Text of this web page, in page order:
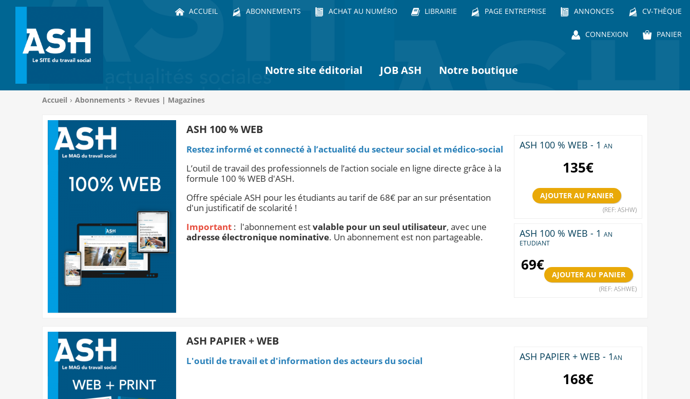
ACCUEIL ABONNEMENTS ACHAT AU NUMÉRO LIBRAIRIE PAGE ENTREPRISE ANNONCES CV-THÈQUE
CONNEXION PANIER
Notre site éditorial JOB ASH Notre boutique
Vous
Accueil Abonnements > Revues | Magazines
ASH 100 % WEB
Restez informé et connecté à l’actualité du secteur social et médico-social
L’outil de travail des professionnels de l’action sociale en ligne directe grâce à la
formule 100 % WEB d'ASH.
Offre spéciale ASH pour les étudiants au tarif de 68€ par an sur présentation
d'un justificatif de scolarité !
Important : l'abonnement estvalable pour un seul utilisateur, avec une
adresse électronique nominative. Un abonnement est non partageable.
ASH 100 % WEB - 1 an
135€
(REF: ASHW)
ASH 100 % WEB - 1 an
etudiant
69€
(REF: ASHWE)
ASH PAPIER + WEB
L'outil de travail et d'information des acteurs du social ASH PAPIER + WEB - 1an
168€